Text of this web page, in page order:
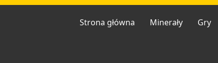
Strona główna Minerały Gry